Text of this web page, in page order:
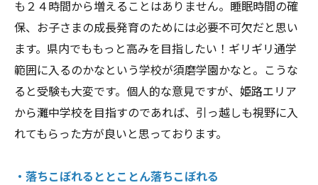
も２４時間から増えることはありません。睡眠時間の確
保、お子さまの成長発育のためには必要不可欠だと思い
ます。県内でももっと高みを目指したい！ギリギリ通学
範囲に入るのかなという学校が須磨学園かなと。こうな
ると受験も大変です。個人的な意見ですが、姫路エリア
から灘中学校を目指すのであれば、引っ越しも視野に入
れてもらった方が良いと思っております。
・落ちこぼれるととことん落ちこぼれる